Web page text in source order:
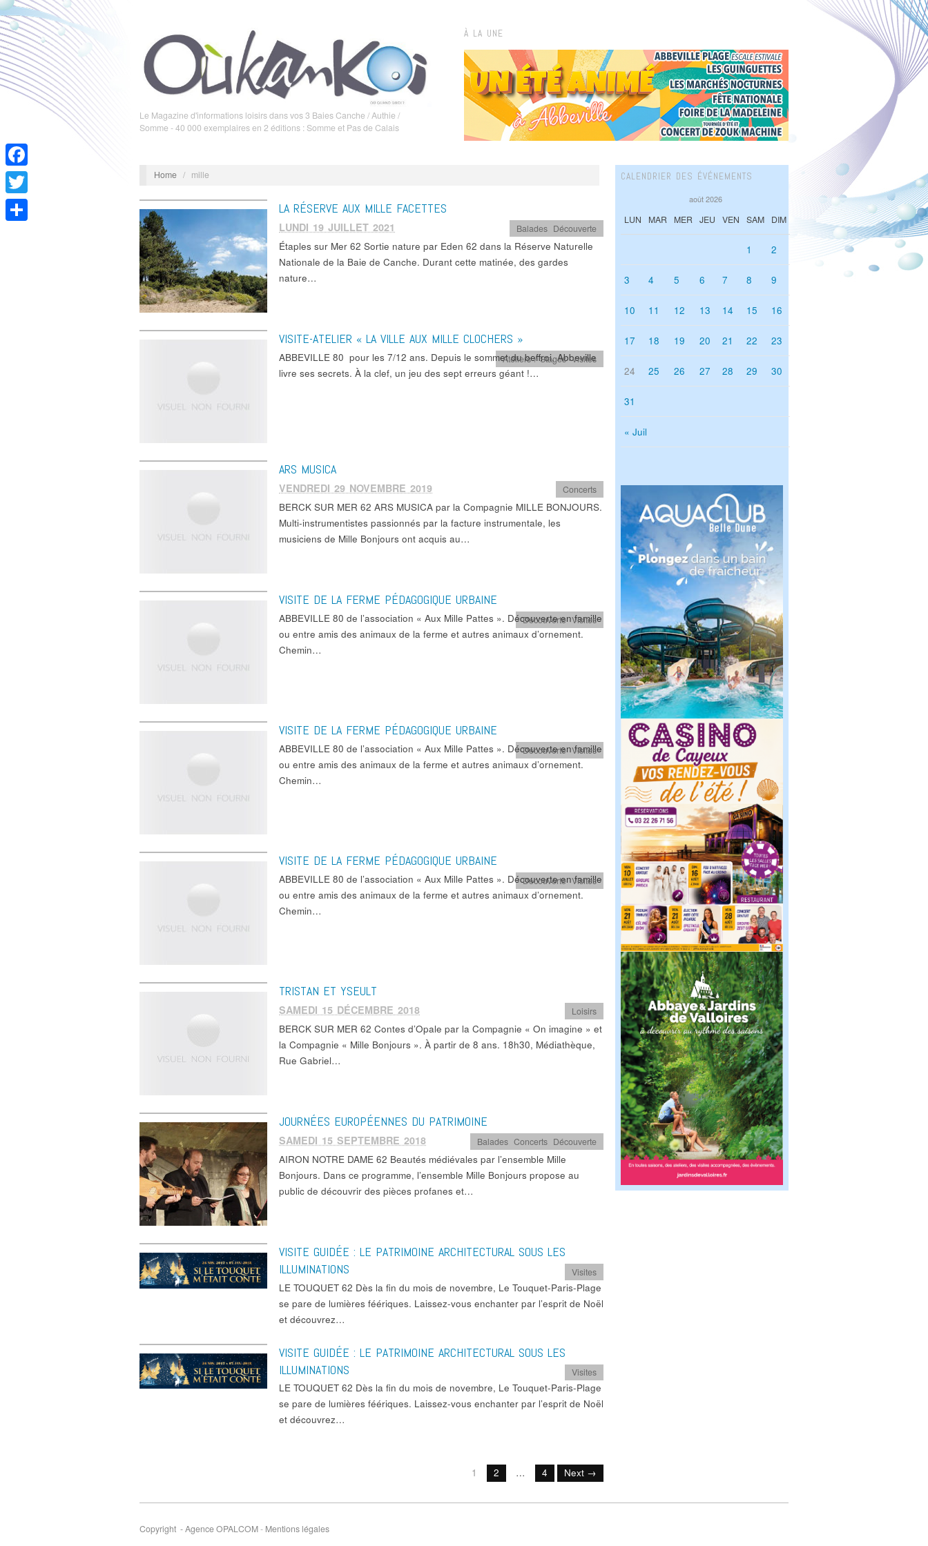
Le Magazine d'informations loisirs dans vos 3 Baies Canche / Authie /
Somme - 40 000 exemplaires en 2 éditions : Somme et Pas de Calais
À LA UNE
Home / mille
LA RÉSERVE AUX MILLE FACETTES
LUNDI 19 JUILLET 2021 Balades Découverte
Étaples sur Mer 62 Sortie nature par Eden 62 dans la Réserve Naturelle
Nationale de la Baie de Canche. Durant cette matinée, des gardes
nature…
VISITE-ATELIER « LA VILLE AUX MILLE CLOCHERS »
Ateliers / Stages,Visites
ABBEVILLE 80 pour les 7/12 ans. Depuis le sommet du beffroi, Abbeville
livre ses secrets. À la clef, un jeu des sept erreurs géant !…
ARS MUSICA
VENDREDI 29 NOVEMBRE 2019 Concerts
BERCK SUR MER 62 ARS MUSICA par la Compagnie MILLE BONJOURS.
Multi-instrumentistes passionnés par la facture instrumentale, les
musiciens de Mille Bonjours ont acquis au…
VISITE DE LA FERME PÉDAGOGIQUE URBAINE
Découverte,Visites
ABBEVILLE 80 de l’association « Aux Mille Pattes ». Découverte en famille
ou entre amis des animaux de la ferme et autres animaux d’ornement.
Chemin…
VISITE DE LA FERME PÉDAGOGIQUE URBAINE
Découverte,Visites
ABBEVILLE 80 de l’association « Aux Mille Pattes ». Découverte en famille
ou entre amis des animaux de la ferme et autres animaux d’ornement.
Chemin…
VISITE DE LA FERME PÉDAGOGIQUE URBAINE
Découverte,Visites
ABBEVILLE 80 de l’association « Aux Mille Pattes ». Découverte en famille
ou entre amis des animaux de la ferme et autres animaux d’ornement.
Chemin…
TRISTAN ET YSEULT
SAMEDI 15 DÉCEMBRE 2018 Loisirs
BERCK SUR MER 62 Contes d’Opale par la Compagnie « On imagine » et
la Compagnie « Mille Bonjours ». À partir de 8 ans. 18h30, Médiathèque,
Rue Gabriel…
JOURNÉES EUROPÉENNES DU PATRIMOINE
SAMEDI 15 SEPTEMBRE 2018 Balades ,Concerts Découverte
AIRON NOTRE DAME 62 Beautés médiévales par l’ensemble Mille
Bonjours. Dans ce programme, l’ensemble Mille Bonjours propose au
public de découvrir des pièces profanes et…
VISITE GUIDÉE : LE PATRIMOINE ARCHITECTURAL SOUS LES
ILLUMINATIONS
Visites
LE TOUQUET 62 Dès la fin du mois de novembre, Le Touquet-Paris-Plage
se pare de lumières féériques. Laissez-vous enchanter par l’esprit de Noël
et découvrez…
VISITE GUIDÉE : LE PATRIMOINE ARCHITECTURAL SOUS LES
ILLUMINATIONS
Visites
LE TOUQUET 62 Dès la fin du mois de novembre, Le Touquet-Paris-Plage
se pare de lumières féériques. Laissez-vous enchanter par l’esprit de Noël
et découvrez…
1 2 … 4 Next →
CALENDRIER DES ÉVÉNEMENTS
août 2026
LUN MAR MER JEU VEN SAM DIM
« Juil
1 2
3 4 5 6 7 8 9
10 11 12 13 14 15 16
17 18 19 20 21 22 23
24 25 26 27 28 29 30
31
Copyright - Agence OPALCOM- Mentions légales
Facebook
Twitter